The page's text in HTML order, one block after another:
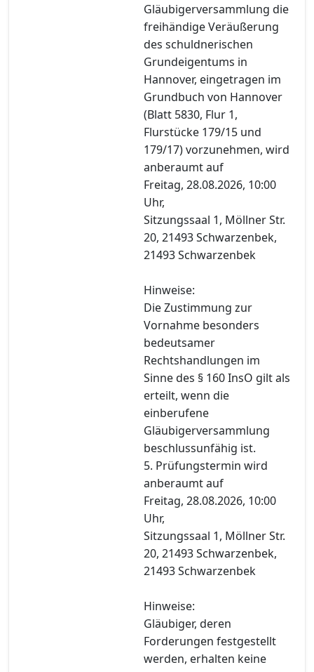
Gläubigerversammlung die
freihändige Veräußerung
des schuldnerischen
Grundeigentums in
Hannover, eingetragen im
Grundbuch von Hannover
(Blatt 5830, Flur 1,
Flurstücke 179/15 und
179/17) vorzunehmen, wird
anberaumt auf
Freitag, 28.08.2026, 10:00
Uhr,
Sitzungssaal 1, Möllner Str.
20, 21493 Schwarzenbek,
21493 Schwarzenbek
Hinweise:
Die Zustimmung zur
Vornahme besonders
bedeutsamer
Rechtshandlungen im
Sinne des § 160 InsO gilt als
erteilt, wenn die
einberufene
Gläubigerversammlung
beschlussunfähig ist.
5. Prüfungstermin wird
anberaumt auf
Freitag, 28.08.2026, 10:00
Uhr,
Sitzungssaal 1, Möllner Str.
20, 21493 Schwarzenbek,
21493 Schwarzenbek
Hinweise:
Gläubiger, deren
Forderungen festgestellt
werden, erhalten keine